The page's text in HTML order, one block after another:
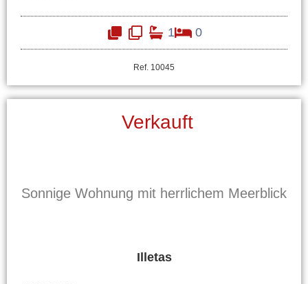
1 0
Ref. 10045
Verkauft
Sonnige Wohnung mit herrlichem Meerblick
Illetas